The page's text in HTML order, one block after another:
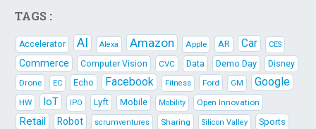
TAGS :
Accelerator AI Alexa Amazon Apple AR Car CES
Commerce Computer Vision CVC Data Demo Day
Disney
Drone
EC Echo Facebook Fitness Ford GM Google
HW IoT IPO Lyft Mobile Mobility Open Innovation
Retail Robot scrumventures Sharing Silicon Valley Sports